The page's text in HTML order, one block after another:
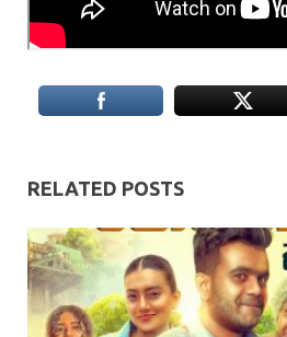
RELATED POSTS